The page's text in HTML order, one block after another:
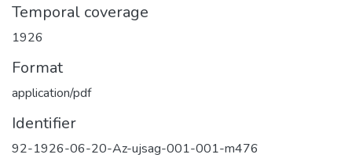
Temporal coverage
1926
Format
application/pdf
Identifier
92-1926-06-20-Az-ujsag-001-001-m476